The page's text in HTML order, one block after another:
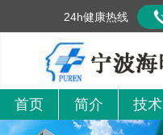
首页 简介 技术
24h健康热线